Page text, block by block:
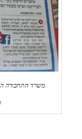
משרד התחבורה